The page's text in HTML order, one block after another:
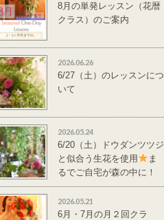
8月の単発レッスン（花暦
クラス）のご案内
2026.06.26
6/27（土）のレッスンにつ
いて
2026.05.24
6/20（土）ドウダンツツジ
と似合う生花を使用
ま
るでご自宅が森の中に！
単発レッスンのご案
内
2026.05.21
6月・7月の月２回クラ